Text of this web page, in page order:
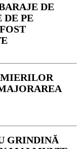
DE
DE PE
GRINDINĂ